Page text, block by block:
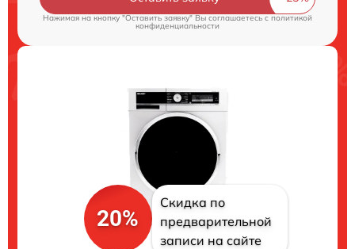
Нажимая на кнопку "Оставить заявку" Вы соглашаетесь cполитикой
конфиденциальности
20%
Скидка по
предварительной
записи на сайте